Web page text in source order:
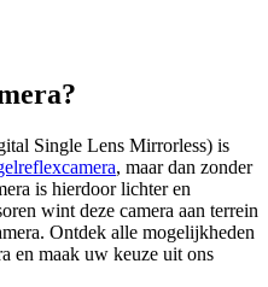
Single Lens Mirrorless) is
, maar dan zonder
is hierdoor lichter en
wint deze camera aan terrein
Ontdek alle mogelijkheden
en maak uw keuze uit ons